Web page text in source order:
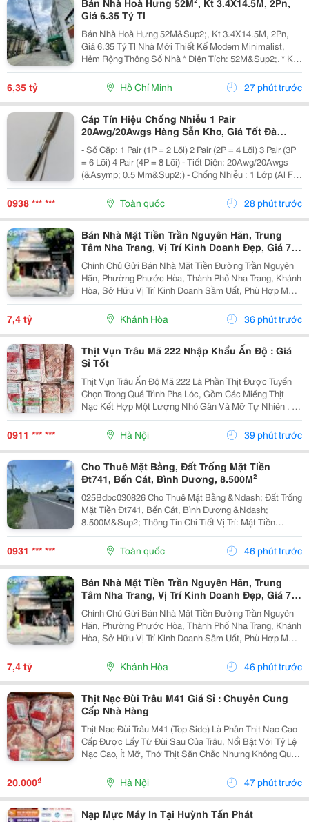
Bán Nhà Hoà Hưng 52M², Kt 3.4X14.5M, 2Pn,
Giá 6.35 Tỷ Tl
Bán Nhà Hoà Hưng 52M&Sup2;, Kt 3.4X14.5M, 2Pn,
Giá 6.35 Tỷ Tl Nhà Mới Thiết Kế Modern Minimalist,
Hẻm Rộng Thông Số Nhà * Diện Tích: 52M&Sup2;. * Kt:
3.4M X 14.5M. * Kết Cấu: 1 Trệt 1 Lầu. * Chủ Hỗ Trợ
Hoàn Thiện Thêm 1 Phòng Ngủ Trước Khi Bàn...
6,35 tỷ Hồ Chí Minh 27 phút trước
Cáp Tín Hiệu Chống Nhiễu 1 Pair
20Awg/20Awgs Hàng Sẵn Kho, Giá Tốt Đà
Nẵng, Huế
- Số Cặp: 1 Pair (1P = 2 Lõi) 2 Pair (2P = 4 Lõi) 3 Pair (3P
= 6 Lõi) 4 Pair (4P = 8 Lõi) - Tiết Diện: 20Awg/20Awgs
(&Asymp; 0.5 Mm&Sup2;) - Chống Nhiễu : 1 Lớp (Al Foil
)/ 2 Lớp Chống Nhiễu (Al Foil + Lớp Lưới Chống Nhiễu) -
Vật Liệu: Đồng...
0938 *** *** Toàn quốc 28 phút trước
Bán Nhà Mặt Tiền Trần Nguyên Hãn, Trung
Tâm Nha Trang, Vị Trí Kinh Doanh Đẹp, Giá 7,4
Tỷ
Chính Chủ Gửi Bán Nhà Mặt Tiền Đường Trần Nguyên
Hãn, Phường Phước Hòa, Thành Phố Nha Trang, Khánh
Hòa, Sở Hữu Vị Trí Kinh Doanh Sầm Uất, Phù Hợp Mở
Cửa Hàng, Văn Phòng, Showroom Hoặc Đầu Tư Cho
Thuê Lâu Dài. Thông Tin Chi Tiết. - Địa Chỉ: Số...
7,4 tỷ Khánh Hòa 36 phút trước
Thịt Vụn Trâu Mã 222 Nhập Khẩu Ấn Độ : Giá
Sỉ Tốt
Thịt Vụn Trâu Ấn Độ Mã 222 Là Phần Thịt Được Tuyển
Chọn Trong Quá Trình Pha Lóc, Gồm Các Miếng Thịt
Nạc Kết Hợp Một Lượng Nhỏ Gân Và Mỡ Tự Nhiên . Tỷ
Lệ Này Giúp Thịt Giữ Được Độ Mềm, Vị Ngọt Và
Hương Thơm Đặc Trưng Sau Khi Chế Biến. Sản
Phẩm...
0911 *** *** Hà Nội 39 phút trước
Cho Thuê Mặt Bằng, Đất Trống Mặt Tiền
Đt741, Bến Cát, Bình Dương, 8.500M²
025Bdbc030826 Cho Thuê Mặt Bằng &Ndash; Đất Trống
Mặt Tiền Đt741, Bến Cát, Bình Dương &Ndash;
8.500M&Sup2; Thông Tin Chi Tiết Vị Trí: Mặt Tiền
Đường Đt741, Tp. Bến Cát, Bình Dương. Tổng Diện
Tích: 8.500M&Sup2; Hiện Trạng: Đất Nông Nghiệp,
0931 *** *** Toàn quốc 46 phút trước
Bán Nhà Mặt Tiền Trần Nguyên Hãn, Trung
Tâm Nha Trang, Vị Trí Kinh Doanh Đẹp, Giá 7,4
Tỷ
Chính Chủ Gửi Bán Nhà Mặt Tiền Đường Trần Nguyên
Hãn, Phường Phước Hòa, Thành Phố Nha Trang, Khánh
Hòa, Sở Hữu Vị Trí Kinh Doanh Sầm Uất, Phù Hợp Mở
Cửa Hàng, Văn Phòng, Showroom Hoặc Đầu Tư Cho
Thuê Lâu Dài. Thông Tin Chi Tiết. - Địa Chỉ: Số...
7,4 tỷ Khánh Hòa 46 phút trước
Thịt Nạc Đùi Trâu M41 Giá Sỉ : Chuyên Cung
Cấp Nhà Hàng
Thịt Nạc Đùi Trâu M41 (Top Side) Là Phần Thịt Nạc Cao
Cấp Được Lấy Từ Đùi Sau Của Trâu, Nổi Bật Với Tỷ Lệ
Nạc Cao, Ít Mỡ, Thớ Thịt Săn Chắc Nhưng Không Quá
Dai . Thịt Có Vị Ngọt Tự Nhiên, Thơm Ngon Và Phù
Hợp Với Nhiều Cách Chế Biến. Sản Phẩm...
20.000₫ Hà Nội 47 phút trước
Nạp Mực Máy In Tại Huỳnh Tấn Phát